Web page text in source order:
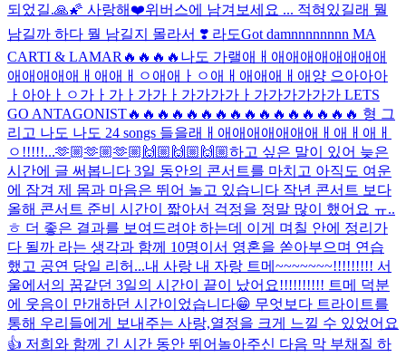
되었길.🙏🌠 사랑해❤️위버스에 남겨보세요 ... 적혀있길래 뭘
남길까 하다 뭘 남길지 몰라서 ❣️ 라도Got damnnnnnnnn MA
CARTI & LAMAR🔥🔥🔥🔥나도 가랠애ㅐ애애애애애애애애
애애애애애ㅐ애애ㅐㅇ애애ㅏㅇ애ㅐ애애애ㅐ애양 으아아아
ㅏ아아ㅏㅇ가ㅏ가ㅏ가가ㅏ가가가가ㅏ가가가가가가 LETS
GO ANTAGONIST🔥🔥🔥🔥🔥🔥🔥🔥🔥🔥🔥🔥🔥🔥🔥🔥 형 그
리고 나도 나도 24 songs 들을래ㅐ애애애애애애애ㅐ애ㅐ애ㅐ
ㅇ!!!!!...🫶🏼🫶🏼🫶🏼🙌🏼🙌🏼🙌🏼하고 싶은 말이 있어 늦은
시간에 글 써봅니다 3일 동안의 콘서트를 마치고 아직도 여운
에 잠겨 제 몸과 마음은 뛰어 놀고 있습니다 작년 콘서트 보다
올해 콘서트 준비 시간이 짧아서 걱정을 정말 많이 했어요 ㅠ..
ㅎ 더 좋은 결과를 보여드려야 하는데 이게 며칠 안에 정리가
다 될까 라는 생각과 함께 10명이서 영혼을 쏟아부으며 연습
했고 공연 당일 리허...내 사랑 내 자랑 트메~~~~~~~!!!!!!!!! 서
울에서의 꿈같던 3일의 시간이 끝이 났어요!!!!!!!!!! 트메 덕분
에 웃음이 만개하던 시간이었습니다😁 무엇보다 트라이트를
통해 우리들에게 보내주는 사랑,열정을 크게 느낄 수 있었어요
👍 저희와 함께 긴 시간 동안 뛰어놀아주신 다음 막 부채질 하